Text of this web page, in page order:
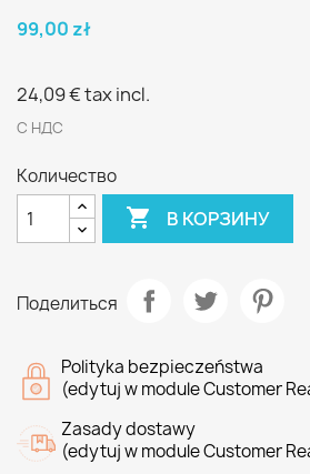
99,00 zł
24,09 €tax incl.
С НДС
Количество
 В КОРЗИНУ
Поделиться
Polityka bezpieczeństwa
(edytuj w module Customer
Zasady dostawy
(edytuj w module Customer